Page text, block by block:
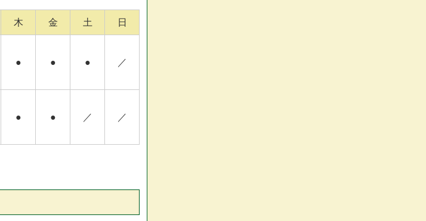
木 金 土 日
● ● ● ／
● ● ／ ／